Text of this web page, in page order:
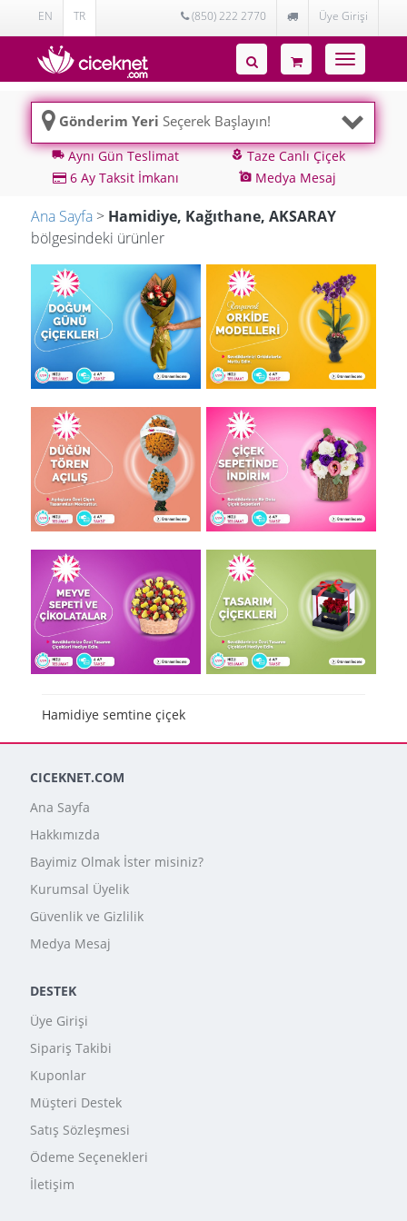
EN TR (850) 222 2770 Üye Girişi
Toggle
navigation
Gönderim Yeri Seçerek Başlayın!
local_shippingAynı Gün Teslimat local_floristTaze Canlı Çiçek
6 Ay Taksit İmkanı
add_a_photo Medya Mesaj
Ana Sayfa > Hamidiye, Kağıthane, AKSARAY
bölgesindeki ürünler
Hamidiye semtine çiçek
CICEKNET.COM
Ana Sayfa
Hakkımızda
Bayimiz Olmak İster misiniz?
Kurumsal Üyelik
Güvenlik ve Gizlilik
Medya Mesaj
DESTEK
Üye Girişi
Sipariş Takibi
Kuponlar
Müşteri Destek
Satış Sözleşmesi
Ödeme Seçenekleri
İletişim